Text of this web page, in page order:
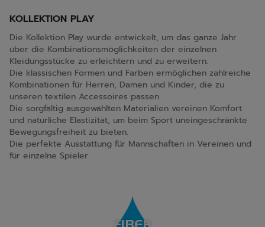
KOLLEKTION PLAY
Die Kollektion Play wurde entwickelt, um das ganze Jahr
über die Kombinationsmöglichkeiten der einzelnen
Kleidungsstücke zu erleichtern und zu erweitern.
Die klassischen Formen und Farben ermöglichen zahlreiche
Kombinationen für Herren, Damen und Kinder, die zu
unseren textilen Accessoires passen.
Die sorgfältig ausgewählten Materialien vereinen Komfort
und natürliche Elastizität, um beim Sport uneingeschränkte
Bewegungsfreiheit zu bieten.
Die perfekte Ausstattung für Mannschaften in Vereinen und
für einzelne Spieler.